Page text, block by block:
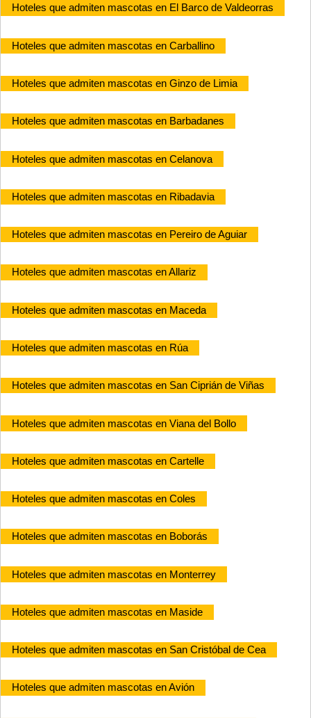
Hoteles que admiten mascotas en El Barco de Valdeorras
Hoteles que admiten mascotas en Carballino
Hoteles que admiten mascotas en Ginzo de Limia
Hoteles que admiten mascotas en Barbadanes
Hoteles que admiten mascotas en Celanova
Hoteles que admiten mascotas en Ribadavia
Hoteles que admiten mascotas en Pereiro de Aguiar
Hoteles que admiten mascotas en Allariz
Hoteles que admiten mascotas en Maceda
Hoteles que admiten mascotas en Rúa
Hoteles que admiten mascotas en San Ciprián de Viñas
Hoteles que admiten mascotas en Viana del Bollo
Hoteles que admiten mascotas en Cartelle
Hoteles que admiten mascotas en Coles
Hoteles que admiten mascotas en Boborás
Hoteles que admiten mascotas en Monterrey
Hoteles que admiten mascotas en Maside
Hoteles que admiten mascotas en San Cristóbal de Cea
Hoteles que admiten mascotas en Avión